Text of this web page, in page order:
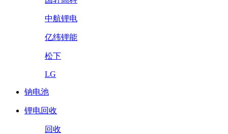
中航锂电
亿纬锂能
松下
LG
钠电池
锂电回收
回收